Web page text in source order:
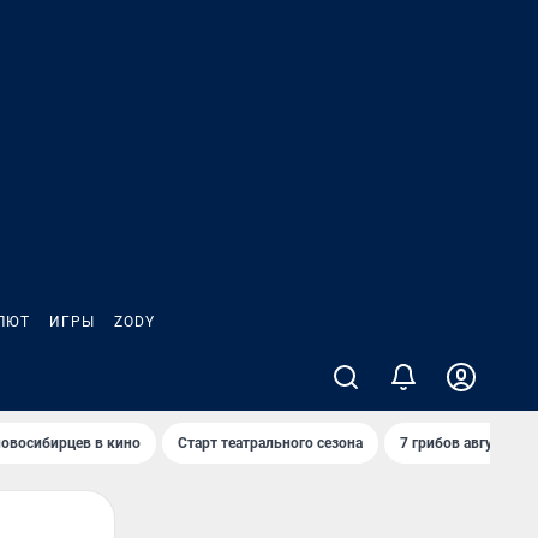
ИГРЫ ZODY
в кино Старт театрального сезона 7 грибов августа